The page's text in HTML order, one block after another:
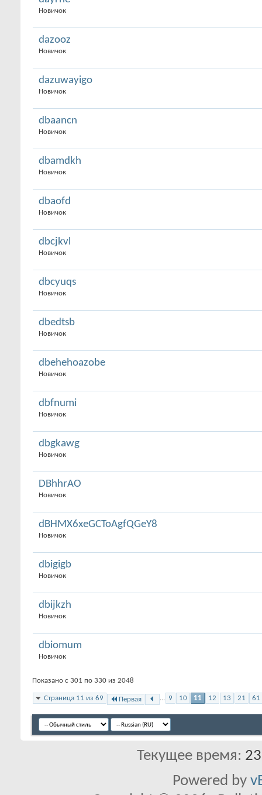
Новичок
dazooz
Новичок
dazuwayigo
Новичок
dbaancn
Новичок
dbamdkh
Новичок
dbaofd
Новичок
dbcjkvl
Новичок
dbcyuqs
Новичок
dbedtsb
Новичок
dbehehoazobe
Новичок
dbfnumi
Новичок
dbgkawg
Новичок
DBhhrAO
Новичок
dBHMX6xeGCToAgfQGeY8
Новичок
dbigigb
Новичок
dbijkzh
Новичок
dbiomum
Новичок
Показано с 301 по 330 из 2048
Страница 11 из 69 Первая ... 9 10 11 12 13 21 61
Текущее время:
Powered by